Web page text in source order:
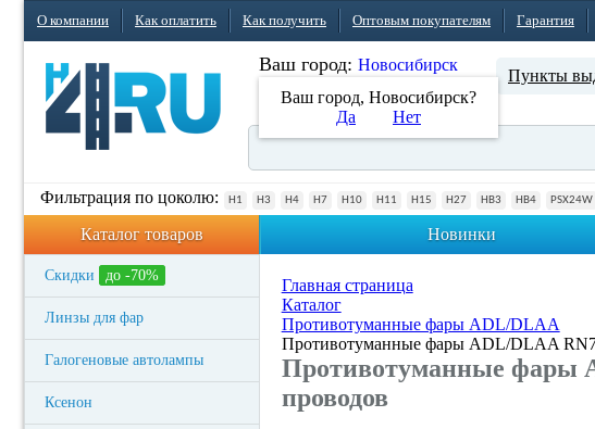
О компании Как оплатить Как получить Оптовым покупателям Гарантия
Ваш город: Новосибирск
Ваш город, Новосибирск?
Да
Нет
Пункты
Фильтрация по цоколю: H1 H3 H4 H7 H10 H11 H15 H27 HB3 HB4 PSX24W
Каталог товаров
Новинки
Скидки до -70%
Линзы для фар
Галогеновые автолампы
Ксенон
Главная страница
Каталог
Противотуманные фары ADL/DLAA
Противотуманные фары ADL/DLAA
Противотуманные фары
проводов